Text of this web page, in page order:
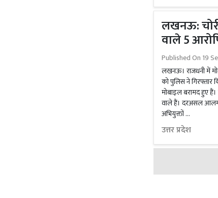
लखनऊ:
वाले 5
Published On 19
लखनऊ। राजधनी में
को पुलिस ने
मोबाइल बरामद हुए
वाले हैं। दरअसल
अभियुक्तों …
उत्तर प्रदेश